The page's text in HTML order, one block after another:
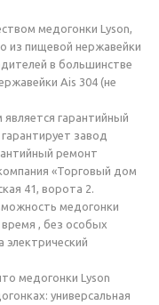
медогонки Lyson,
из пищевой нержавейки
в большинстве
Ais 304 (не
гарантийный
завод
ремонт
«Торговый дом
41, ворота 2.
медогонки
, без особых
медогонки Lyson
универсальная